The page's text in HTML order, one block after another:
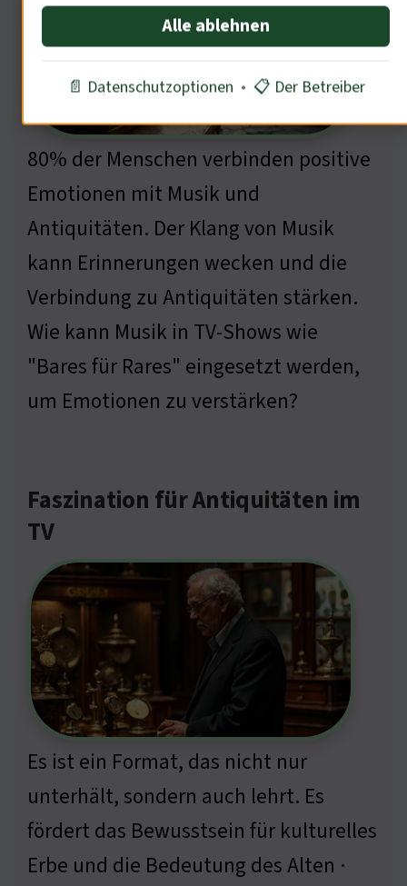
80% der Menschen verbinden positive
Emotionen mit Musik und
Antiquitäten. Der Klang von Musik
kann Erinnerungen wecken und die
Verbindung zu Antiquitäten stärken.
Wie kann Musik in TV-Shows wie
"Bares für Rares" eingesetzt werden,
um Emotionen zu verstärken?
Faszination für Antiquitäten im
TV
Es ist ein Format, das nicht nur
unterhält, sondern auch lehrt. Es
fördert das Bewusstsein für kulturelles
Erbe und die Bedeutung des Alten ·
Alle ablehnen
📄 Datenschutzoptionen • 📋 Der Betreiber